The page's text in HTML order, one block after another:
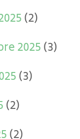
(2)
2025(3)
(3)
(2)